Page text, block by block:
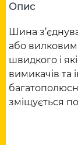
Опис
Шина
або
швидкого і
вимикачів та
зміщується по